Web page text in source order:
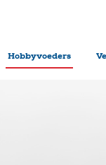
Hobbyvoeders